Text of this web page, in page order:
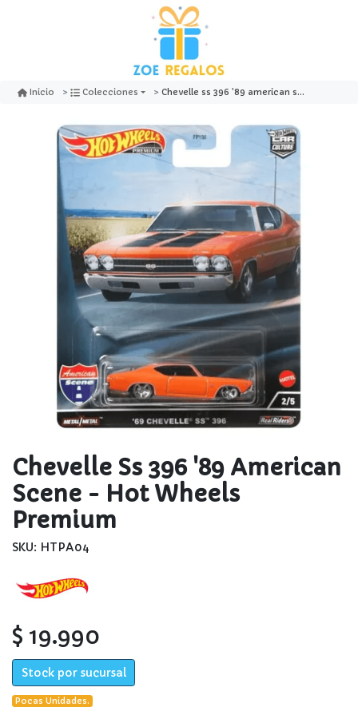
Inicio Colecciones Chevelle ss 396 '89 american scene - hot wheels premium
Chevelle Ss 396 '89 American
Scene - Hot Wheels
Premium
SKU: HTPA04
$ 19.990
Stock por sucursal
Pocas Unidades.